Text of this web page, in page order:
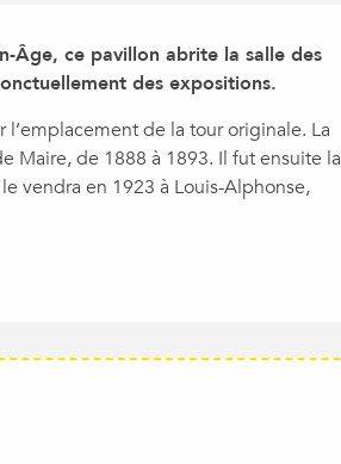
Âge, ce pavillon abrite la salle des
des expositions.
de la tour originale. La
Maire, de 1888 à 1893. Il fut ensuite la
vendra en 1923 à Louis-Alphonse,